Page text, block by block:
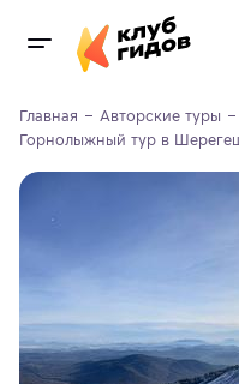
Главная Авторские туры
Горнолыжный тур в